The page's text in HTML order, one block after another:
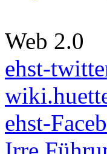
Web 2.0
ehst-
ehst-